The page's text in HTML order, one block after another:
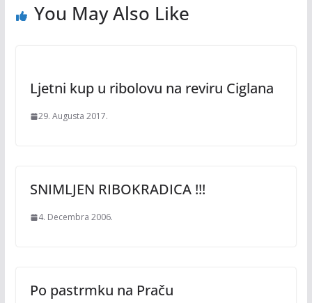
You May Also Like
Ljetni kup u ribolovu na reviru Ciglana
29. Augusta 2017.
SNIMLJEN RIBOKRADICA !!!
4. Decembra 2006.
Po pastrmku na Praču